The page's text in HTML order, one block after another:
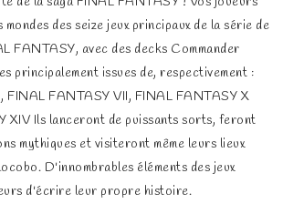
des seize jeux principaux de la série de
FANTASY, avec des decks Commander
principalement issues de, respectivement :
FINAL FANTASY VII, FINAL FANTASY X
XIV Ils lanceront de puissants sorts, feront
mythiques et visiteront même leurs lieux
D'innombrables éléments des jeux
d'écrire leur propre histoire.